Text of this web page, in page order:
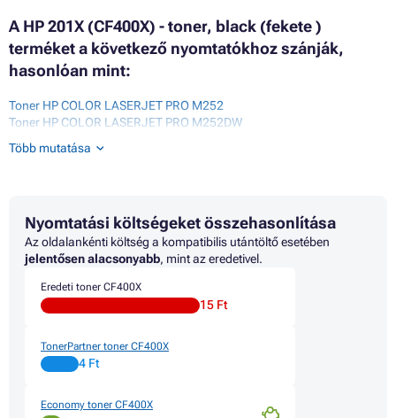
A HP 201X (CF400X) - toner, black (fekete )
terméket a következő nyomtatókhoz szánják,
hasonlóan mint:
Toner HP COLOR LASERJET PRO M252
Toner HP COLOR LASERJET PRO M252DW
Toner HP COLOR LASERJET PRO M252N
Toner HP COLOR LASERJET PRO M270 SERIES
Toner HP COLOR LASERJET PRO MFP M274
Toner HP COLOR LASERJET PRO MFP M274DN
Toner HP COLOR LASERJET PRO MFP M274N
Toner HP COLOR LASERJET PRO MFP M277DW
Toner HP COLOR LASERJET PRO MFP M277N
Több mutatása
Nyomtatási költségeket összehasonlítása
Az oldalankénti költség a kompatibilis utántöltő esetében
jelentősen alacsonyabb, mint az eredetivel.
Eredeti toner CF400X
15 Ft
TonerPartner toner CF400X
4 Ft
Economy toner CF400X